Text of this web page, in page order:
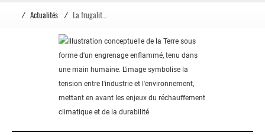
/ Actualités /